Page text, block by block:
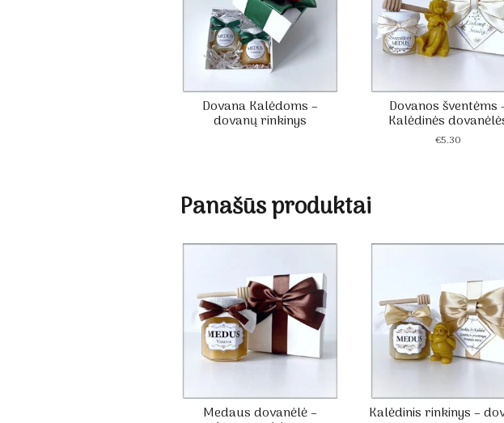
Dovana Kalėdoms –
dovanų rinkinys
Dovanos šventėms
Kalėdinės
€5.30
Panašūs produktai
Medaus dovanėlė – Kalėdinis rinkinys –